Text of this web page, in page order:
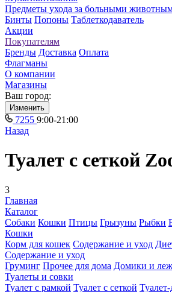
Предметы ухода за больными
Бинты Попоны Таблеткодаватель
Акции
Покупателям
Бренды Доставка Оплата
Флагманы
О компании
Магазины
Ваш город:
Изменить
7255 9:00-21:00
Назад
Туалет с сеткой
3
Главная
Каталог
Собаки Кошки Птицы Грызуны Рыбки
Кошки
Корм для кошек Содержание и уход
Содержание и уход
Груминг Прочее для дома Домики и
Туалеты и совки
Туалет с рамкой Туалет с сеткой